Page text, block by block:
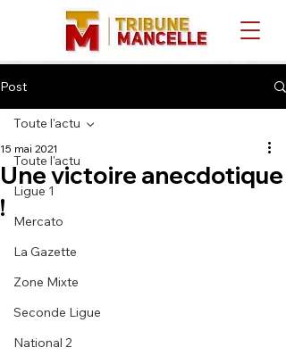
Post
Toute l'actu
Ligue 1
Mercato
La Gazette
Zone Mixte
Seconde Ligue
National 2
Toute l'actu
Une victoire anecdotique
!
15 mai 2021